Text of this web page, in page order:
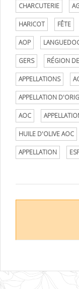
CHARCUTERIE
HARICOT FÊTE
AOP
GERS RÉGION
APPELLATIONS
APPELLATION
AOC
HUILE D'OLIVE AOC
APPELLATION